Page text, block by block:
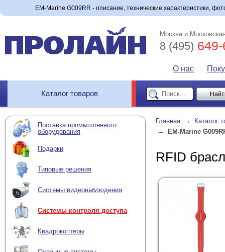
EM-Marine G009RR - описание, технические характеристики,
Москва и
8 (495)
О нас
Каталог товаров
Поставка промышленного
оборудования
Подарки
Типовые решения
Системы видеонаблюдения
Системы контроля доступа
Квадрокоптеры
Главная → Каталог
→ EM-Marine
RFID